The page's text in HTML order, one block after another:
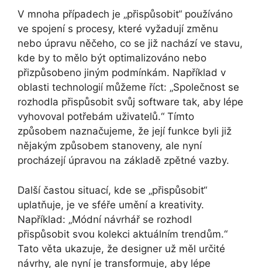
V mnoha případech je „přispůsobit“ používáno
ve spojení s procesy, které vyžadují změnu
nebo úpravu něčeho, co se již nachází ve stavu,
kde by to mělo být optimalizováno nebo
přizpůsobeno jiným podmínkám. Například v
oblasti technologií můžeme říct: „Společnost se
rozhodla přispůsobit svůj software tak, aby lépe
vyhovoval potřebám uživatelů.“ Tímto
způsobem naznačujeme, že její funkce byli již
nějakým způsobem stanoveny, ale nyní
procházejí úpravou na základě zpětné vazby.
Další častou situací, kde se „přispůsobit“
uplatňuje, je ve sféře umění a kreativity.
Například: „Módní návrhář se rozhodl
přispůsobit svou kolekci aktuálním trendům.“
Tato věta ukazuje, že designer už měl určité
návrhy, ale nyní je transformuje, aby lépe